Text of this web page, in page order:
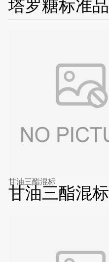
塔罗糖标准品
甘油三酯混标
甘油三酯混标